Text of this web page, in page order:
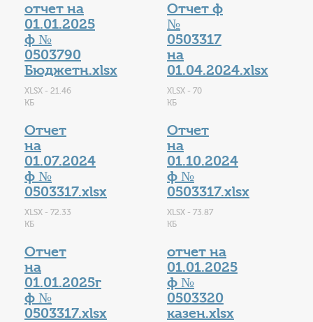
отчет на
01.01.2025
ф №
0503790
Бюджетн.xlsx
XLSX - 21.46
КБ
Отчет ф
№
0503317
на
01.04.2024.xlsx
XLSX - 70
КБ
Отчет
на
01.07.2024
ф №
0503317.xlsx
XLSX - 72.33
КБ
Отчет
на
01.10.2024
ф №
0503317.xlsx
XLSX - 73.87
КБ
Отчет
на
01.01.2025г
ф №
0503317.xlsx
отчет на
01.01.2025
ф №
0503320
казен.xlsx